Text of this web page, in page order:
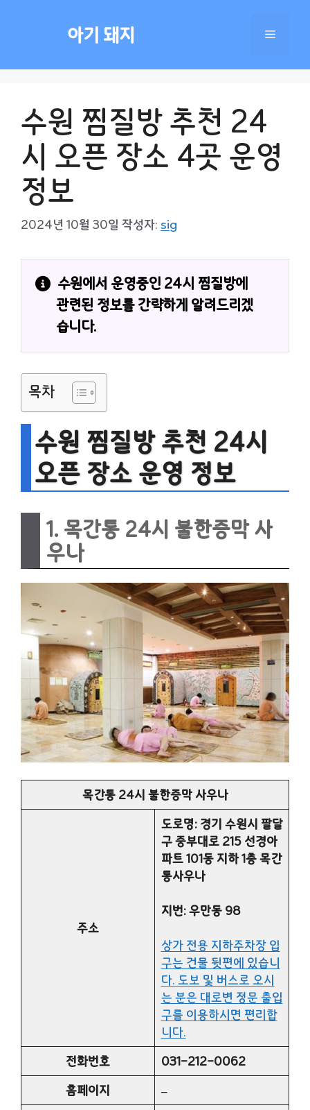
아기 돼지 메
수원 찜질방 추천 24
시 오픈 장소 4곳 운영
정보
2024년 10월 30일 작성자: sig
수원에서 운영중인 24시 찜질방에
관련된 정보를 간략하게 알려드리겠
습니다.
목차
수원 찜질방 추천 24시
오픈 장소 운영 정보
1. 목간통 24시 불한증막 사
우나
목간통 24시 불한증막 사우나
주소
도로명: 경기 수원시 팔달
구 중부대로 215 선경아
파트 101동 지하 1층 목간
통사우나
지번: 우만동 98
상가 전용 지하주차장 입
구는 건물 뒷편에 있습니
다. 도보 및 버스로 오시
는 분은 대로변 정문 출입
구를 이용하시면 편리합
니다.
전화번호
031-212-0062
홈페이지
–